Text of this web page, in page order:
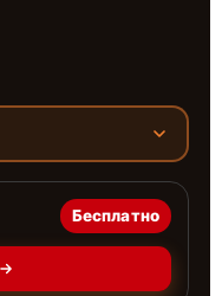
Бесплатно